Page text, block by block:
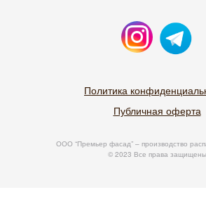
Политика
Публичная оферта
ООО “Премьер фасад” – производство
© 2023 Все права защищены